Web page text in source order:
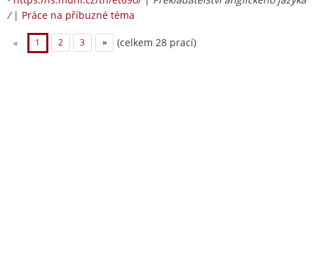
/ | Práce na příbuzné téma
« 1 2 3 » (celkem 28 prací)